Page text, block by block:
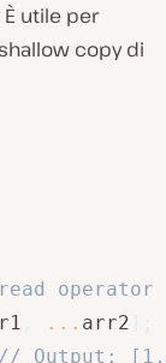
utile per
copy di
operator
... arr2
// Output: